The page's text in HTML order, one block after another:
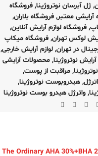
, ژل آبرسان نوتروژینا, فروشگاه
آرایشی معتبر, فروشگاه بلاران,
, فروشگاه لوازم آرایش آنلاین,
لوکس تهران, فروشگاه میکاپ
در تهران, لوازم آرایش خارجی,
آرایش نوتروژینا, محصولات آرایشی
, مراقبت از پوست,
, هیدروبوست نوتروژینا,
, واترژل هیدرو بوست نوتروژینا